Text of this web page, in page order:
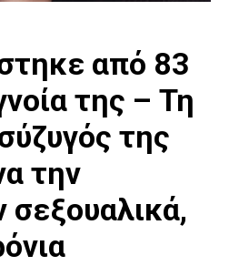
από 83
της – Τη
της
την
σεξουαλικά,